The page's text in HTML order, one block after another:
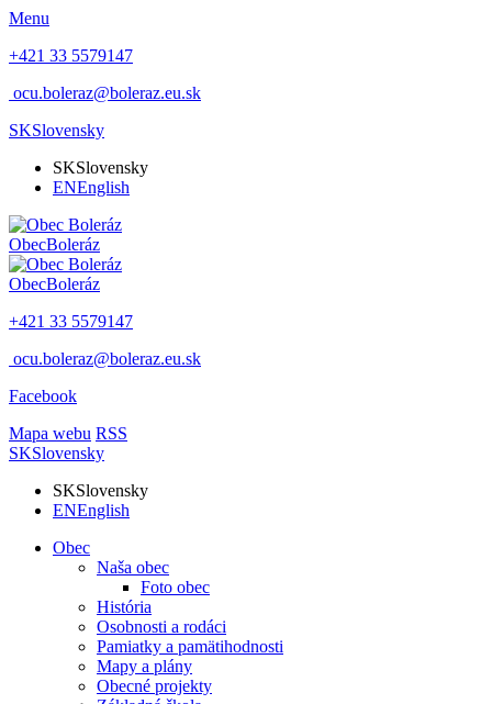
Menu
+421 33 5579147
ocu.boleraz@boleraz.eu.sk
SKSlovensky
SKSlovensky
ENEnglish
ObecBoleráz
ObecBoleráz
+421 33 5579147
ocu.boleraz@boleraz.eu.sk
Facebook
Mapa webu RSS
SKSlovensky
SKSlovensky
ENEnglish
Obec
Naša obec
Foto obec
História
Osobnosti a rodáci
Pamiatky a pamätihodnosti
Mapy a plány
Obecné projekty